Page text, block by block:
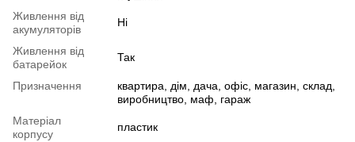
Живлення від
акумуляторів
Ні
Живлення від
батарейок
Так
Призначення
квартира, дім, дача, офіс, магазин, склад,
виробництво, маф, гараж
Матеріал
корпусу
пластик